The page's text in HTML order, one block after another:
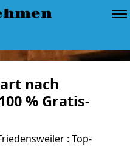
nach
% Gratis-
: Top-